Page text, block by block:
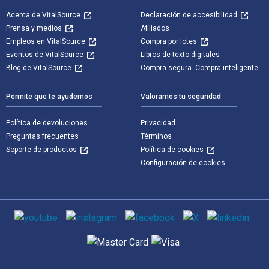
Acerca de VitalSource
Prensa y medios
Empleos en VitalSource
Eventos de VitalSource
Blog de VitalSource
Declaración de accesibilidad
Afiliados
Compra por lotes
Libros de texto digitales
Compra segura. Compra inteligente
Permite que te ayudemos
Política de devoluciones
Preguntas frecuentes
Soporte de productos
Valoramos tu seguridad
Privacidad
Términos
Política de cookies
Configuración de cookies
Medios de comunicación social
Métodos de pago admitidos